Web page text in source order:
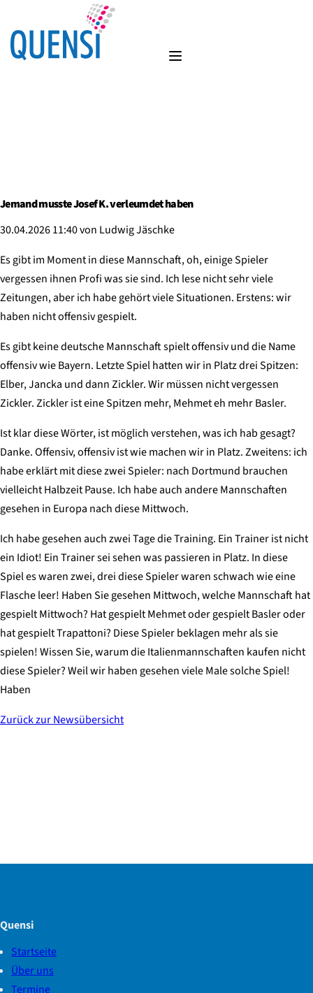
Jemand musste Josef K. verleumdet haben
30.04.2026 11:40von Ludwig Jäschke
Es gibt im Moment in diese Mannschaft, oh, einige Spieler
vergessen ihnen Profi was sie sind. Ich lese nicht sehr viele
Zeitungen, aber ich habe gehört viele Situationen. Erstens: wir
haben nicht offensiv gespielt.
Es gibt keine deutsche Mannschaft spielt offensiv und die Name
offensiv wie Bayern. Letzte Spiel hatten wir in Platz drei Spitzen:
Elber, Jancka und dann Zickler. Wir müssen nicht vergessen
Zickler. Zickler ist eine Spitzen mehr, Mehmet eh mehr Basler.
Ist klar diese Wörter, ist möglich verstehen, was ich hab gesagt?
Danke. Offensiv, offensiv ist wie machen wir in Platz. Zweitens: ich
habe erklärt mit diese zwei Spieler: nach Dortmund brauchen
vielleicht Halbzeit Pause. Ich habe auch andere Mannschaften
gesehen in Europa nach diese Mittwoch.
Ich habe gesehen auch zwei Tage die Training. Ein Trainer ist nicht
ein Idiot! Ein Trainer sei sehen was passieren in Platz. In diese
Spiel es waren zwei, drei diese Spieler waren schwach wie eine
Flasche leer! Haben Sie gesehen Mittwoch, welche Mannschaft hat
gespielt Mittwoch? Hat gespielt Mehmet oder gespielt Basler oder
hat gespielt Trapattoni? Diese Spieler beklagen mehr als sie
spielen! Wissen Sie, warum die Italienmannschaften kaufen nicht
diese Spieler? Weil wir haben gesehen viele Male solche Spiel!
Haben
Zurück zur Newsübersicht
Quensi
Startseite
Über uns
Termine